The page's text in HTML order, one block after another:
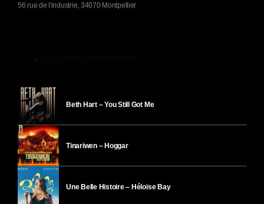
56 rue de l'industrie, 34070 Montpellier
Beth Hart – You Still Got Me
Tinariwen – Hoggar
Une Belle Histoire – Héloïse Bay